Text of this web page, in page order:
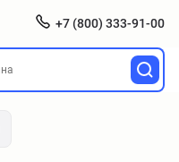
+7 (800) 333-91-00